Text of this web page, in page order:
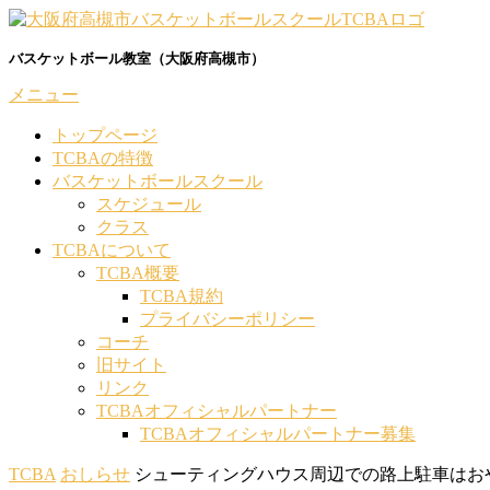
コ
テ
ン
バスケットボール教室（大阪府高槻市）
メニュー
トップページ
TCBAの特徴
バスケットボールスクール
スケジュール
クラス
TCBAについて
TCBA概要
TCBA規約
プライバシーポリシー
コーチ
旧サイト
リンク
TCBAオフィシャルパートナー
TCBAオフィシャルパートナー募集
TCBA おしらせ シューティングハウス周辺での路上駐車はお